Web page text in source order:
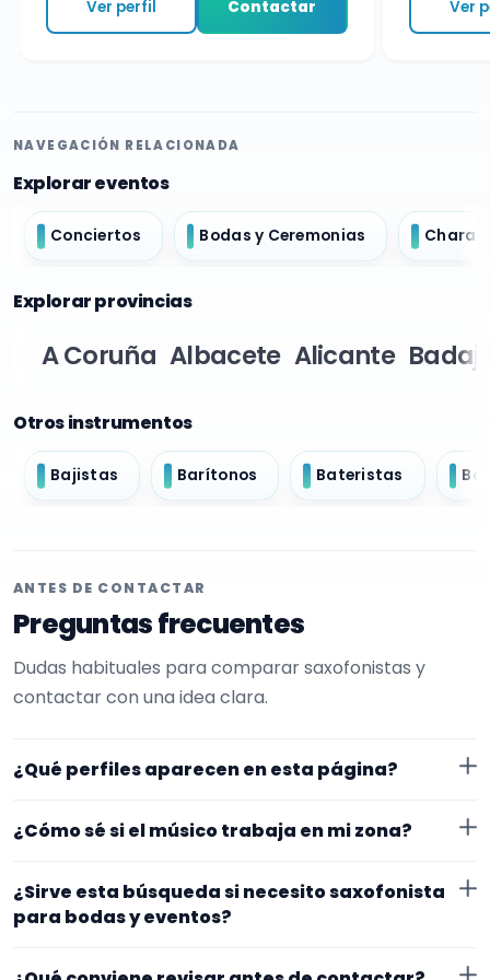
Ver perfil Contactar Ver
NAVEGACIÓN RELACIONADA
Explorar eventos
Conciertos Bodas y Ceremonias
Explorar provincias
A Coruña Albacete Alicante
Otros instrumentos
Bajistas Barítonos Bateristas
ANTES DE CONTACTAR
Preguntas frecuentes
Dudas habituales para comparar saxofonistas y
contactar con una idea clara.
¿Qué perfiles aparecen en esta página?
EncuentraMúsico. La selección está filtrada por
¿Cómo sé si el músico trabaja en mi zona?
necesitas desplazamiento o fechas concretas, lo
¿Sirve esta búsqueda si necesito saxofonista
para bodas y eventos?